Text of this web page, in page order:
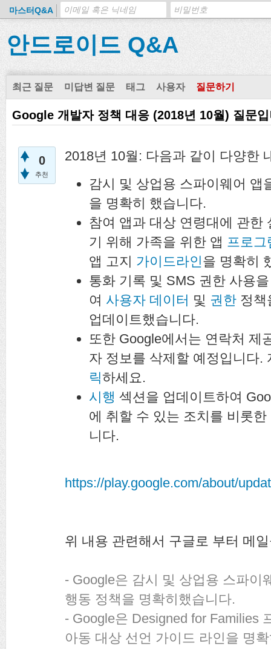
마스터Q&A
안드로이드 Q&A
최근 질문 미답변 질문 태그 사용자 질문하기
Google 개발자 정책 대응 (2018년 10월) 질문
0
추천
2018년 10월: 다음과 같이 다양한
감시 및 상업용 스파이웨어 앱
을 명확히 했습니다.
참여 앱과 대상 연령대에 관한
기 위해 가족을 위한 앱 프로그
앱 고지 가이드라인을 명확히
통화 기록 및 SMS 권한 사용
여 사용자 데이터 및 권한 정책
업데이트했습니다.
또한 Google에서는 연락처 제
자 정보를 삭제할 예정입니다.
릭하세요.
시행 섹션을 업데이트하여
에 취할 수 있는 조치를 비롯
니다.
https://play.google.com/about/
위 내용 관련해서 구글로 부터 메
- Google은 감시 및 상업용 스파이
행동 정책을 명확히했습니다.
- Google은 Designed for Families
아동 대상 선언 가이드 라인을 명